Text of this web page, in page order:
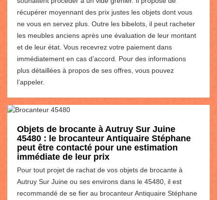
récupérer moyennant des prix justes les objets dont vous
ne vous en servez plus. Outre les bibelots, il peut racheter
les meubles anciens après une évaluation de leur montant
et de leur état. Vous recevrez votre paiement dans
immédiatement en cas d’accord. Pour des informations
plus détaillées à propos de ses offres, vous pouvez
l’appeler.
Objets de brocante à Autruy Sur Juine
45480 : le brocanteur Antiquaire Stéphane
peut être contacté pour une estimation
immédiate de leur prix
Pour tout projet de rachat de vos objets de brocante à
Autruy Sur Juine ou ses environs dans le 45480, il est
recommandé de se fier au brocanteur Antiquaire Stéphane